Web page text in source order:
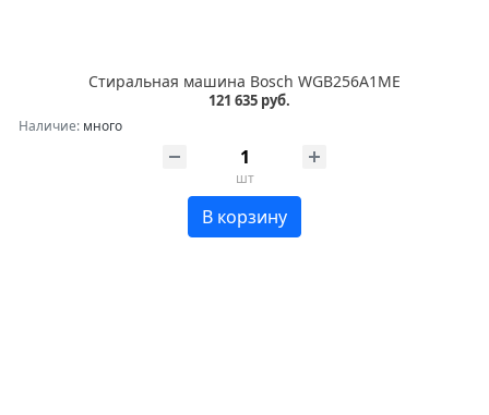
Стиральная машина Bosch WGB256A1ME
121 635 руб.
Наличие: много
шт
В корзину